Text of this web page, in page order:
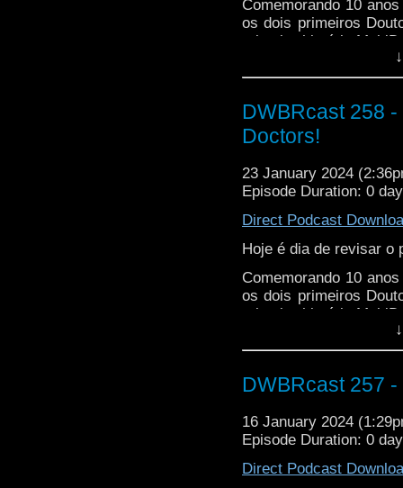
Comemorando 10
os dois primeiros
primeira história
especiais de
Manning) e a galera
do Tempo: Ômega,
alguém não gostou:
DWBRcast 258
Doctors!
23 January 2024
Episode Duration: 0
Direct Podcast
Hoje é dia de revisar o
Comemorando 10
os dois primeiros
primeira história
especiais de
Manning) e a galera
do Tempo: Ômega,
Universo
alguém não gostou:
DWBRcast 257 -
16 January 2024
Episode Duration: 0
Direct Podcast